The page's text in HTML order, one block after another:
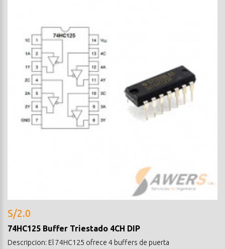
S/2.0
74HC125 Buffer Triestado 4CH DIP
Descripcion: El 74HC125 ofrece 4 buffers de puerta